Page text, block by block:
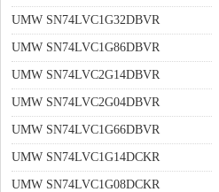
UMW SN74LVC1G32DBVR
UMW SN74LVC1G86DBVR
UMW SN74LVC2G14DBVR
UMW SN74LVC2G04DBVR
UMW SN74LVC1G66DBVR
UMW SN74LVC1G14DCKR
UMW SN74LVC1G08DCKR